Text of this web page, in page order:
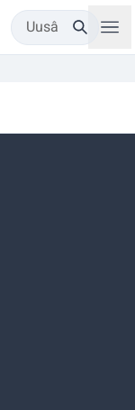
Uusâ